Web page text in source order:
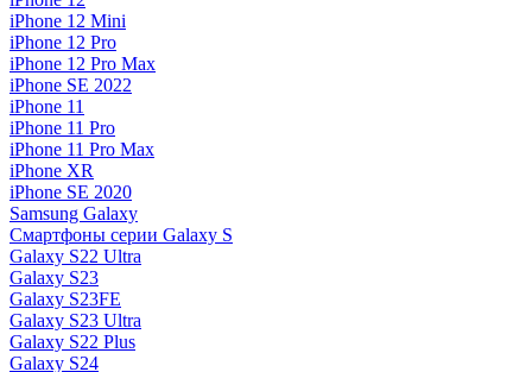
iPhone 12 Mini
iPhone 12 Pro
iPhone 12 Pro Max
iPhone SE 2022
iPhone 11
iPhone 11 Pro
iPhone 11 Pro Max
iPhone XR
iPhone SE 2020
Samsung Galaxy
Смартфоны серии Galaxy S
Galaxy S22 Ultra
Galaxy S23
Galaxy S23FE
Galaxy S23 Ultra
Galaxy S22 Plus
Galaxy S24